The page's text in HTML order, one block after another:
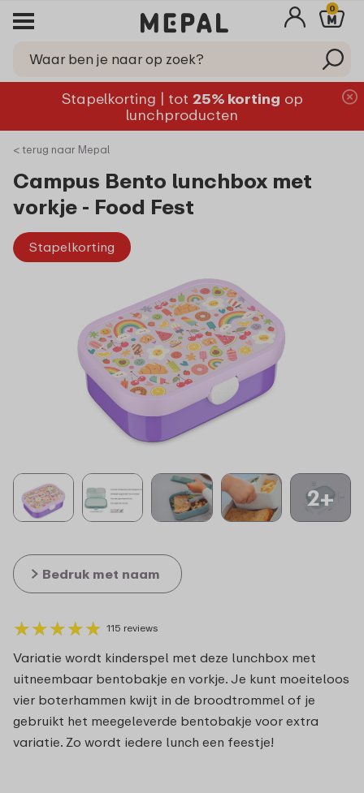
0
Stapelkorting | tot 25% korting op
lunchproducten
< terug naar Mepal
Campus Bento lunchbox met
vorkje - Food Fest
Stapelkorting
2+
★★★★★
★★★★★ 115 reviews
Variatie wordt kinderspel met deze lunchbox met
uitneembaar bentobakje en vorkje. Je kunt moeiteloos
vier boterhammen kwijt in de broodtrommel of je
gebruikt het meegeleverde bentobakje voor extra
variatie. Zo wordt iedere lunch een feestje!
Bedruk met naam